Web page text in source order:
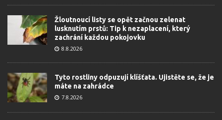
Žloutnoucí listy se opět začnou zelenat
lusknutím prstů: Tip k nezaplacení, který
zachrání každou pokojovku
8.8.2026
Tyto rostliny odpuzují klíšťata. Ujistěte se, že je
máte na zahrádce
7.8.2026